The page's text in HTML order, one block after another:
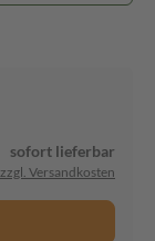
sofort lieferbar
Versandkosten